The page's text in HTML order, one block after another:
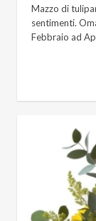
Mazzo di
sentimenti.
Febbraio ad